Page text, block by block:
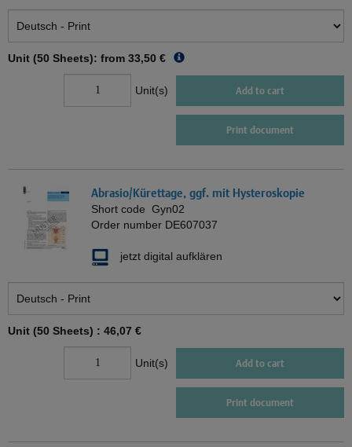
Unit (50 Sheets): from 33,50 €
Unit(s) Add to cart
Print document
Abrasio/Kürettage, ggf. mit Hysteroskopie
Short code Gyn02
Order number DE607037
jetzt digital aufklären
Unit (50 Sheets) : 46,07 €
Unit(s) Add to cart
Print document